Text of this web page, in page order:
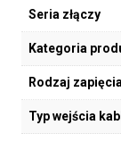
Seria złączy
Kategoria
Rodzaj zapięcia
Typ wejścia